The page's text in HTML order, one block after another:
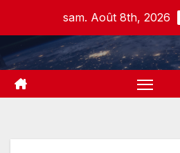
content
sam. Août 8th, 2026